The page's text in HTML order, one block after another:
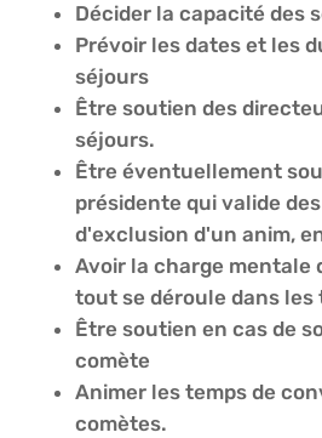
Décider la capacité des
Prévoir les dates et les
séjours
Être soutien des
séjours.
Être éventuellement
présidente qui valide
d'exclusion d'un anim,
Avoir la charge mentale
tout se déroule dans les
Être soutien en cas de
comète
Animer les temps de
comètes.